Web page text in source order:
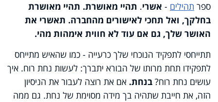
ספר תהילים - אשרי. תהיי מאושרת. תהיי מאושרת
בחלקך, ואל תחכי לאישורים מהחברה. תאשרי את
האושר שלך, גם אם עוד לא חווית אימהות מהי.
תתייחסי לתפקיד הנוכחי שלך כרעייה - כמו שהאיש מתייחס
לתפקידו תחת מרותו של הבורא יתברך: לעשות נחת רוח. איך
עושים נחת רוח? בנחת. אם את רוצה לעבור את הניסיון
הזה, את חייבת שתהיה בך מידה מסוימת של נחת. גם ממה